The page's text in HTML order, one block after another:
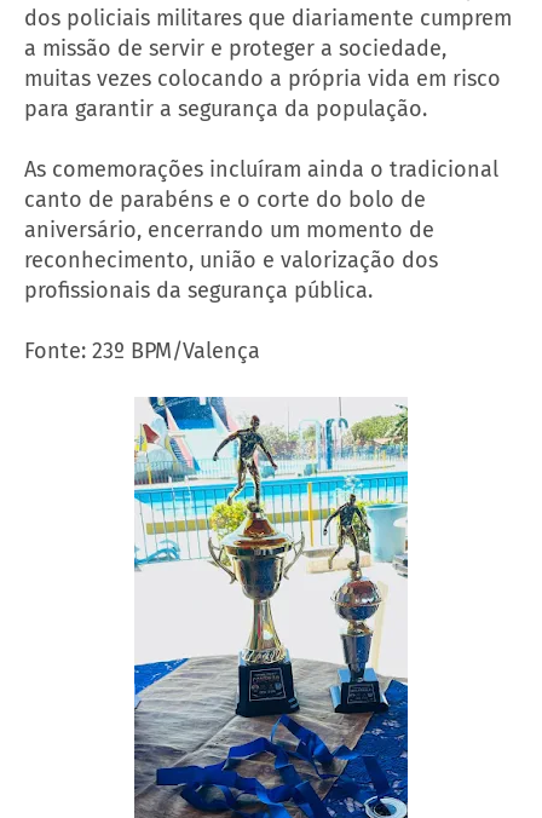
dos policiais militares que diariamente cumprem
a missão de servir e proteger a sociedade,
muitas vezes colocando a própria vida em risco
para garantir a segurança da população.
As comemorações incluíram ainda o tradicional
canto de parabéns e o corte do bolo de
aniversário, encerrando um momento de
reconhecimento, união e valorização dos
profissionais da segurança pública.
Fonte: 23º BPM/Valença